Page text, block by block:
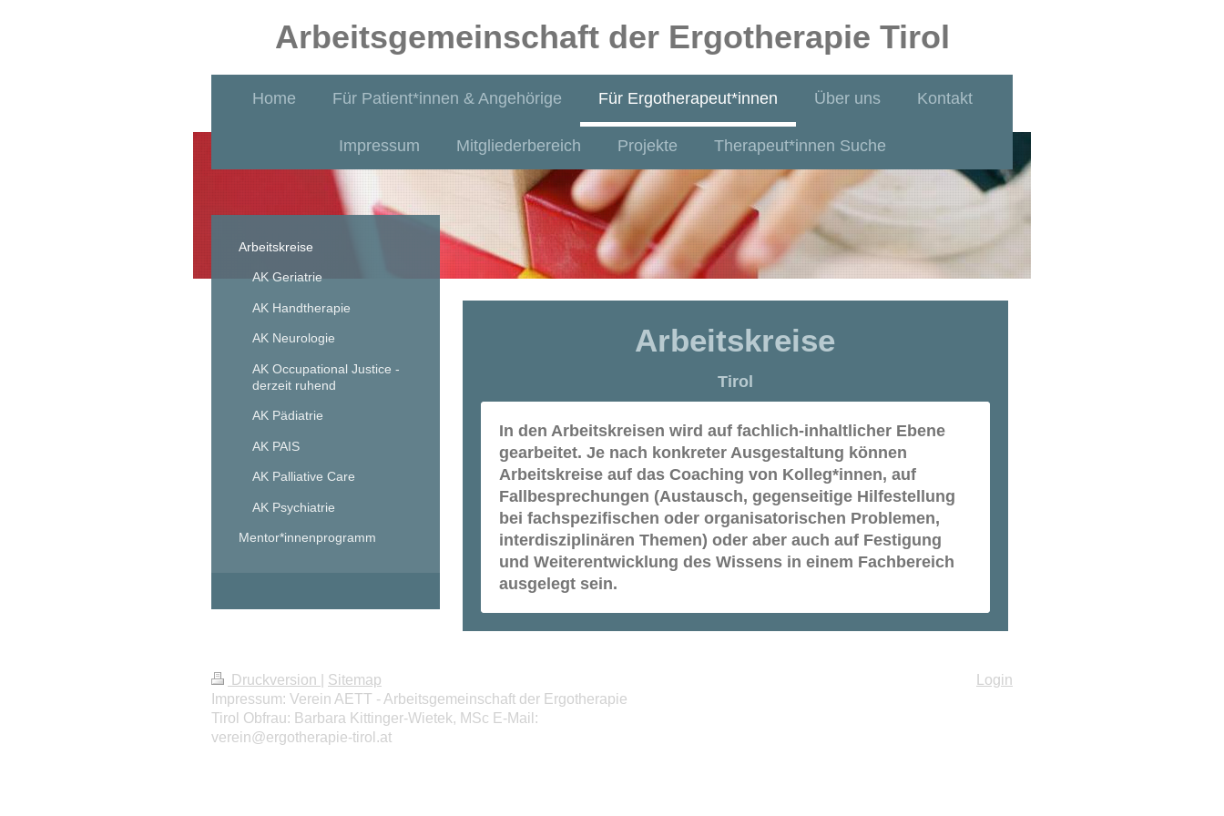
Arbeitsgemeinschaft der Ergotherapie Tirol
Home Für Patient*innen & Angehörige Für Ergotherapeut*innen Über uns Kontakt
Impressum Mitgliederbereich Projekte Therapeut*innen Suche
Arbeitskreise
Tirol
In den Arbeitskreisen wird auf fachlich-inhaltlicher Ebene
gearbeitet. Je nach konkreter Ausgestaltung können
Arbeitskreise auf das Coaching von Kolleg*innen, auf
Fallbesprechungen (Austausch, gegenseitige Hilfestellung
bei fachspezifischen oder organisatorischen Problemen,
interdisziplinären Themen) oder aber auch auf Festigung
und Weiterentwicklung des Wissens in einem Fachbereich
ausgelegt sein.
Arbeitskreise
AK Geriatrie
AK Handtherapie
AK Neurologie
AK Occupational Justice -
derzeit ruhend
AK Pädiatrie
AK PAIS
AK Palliative Care
AK Psychiatrie
Mentor*innenprogramm
Druckversion
Sitemap
Impressum: Verein AETT - Arbeitsgemeinschaft der Ergotherapie
Tirol Obfrau: Barbara Kittinger-Wietek, MSc E-Mail:
verein@ergotherapie-tirol.at
Login